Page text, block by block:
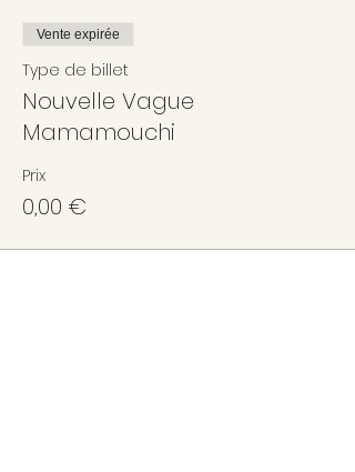
Vente expirée
Type de billet
Nouvelle Vague
Mamamouchi
Prix
0,00 €